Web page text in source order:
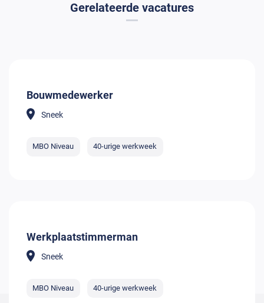
Gerelateerde vacatures
Bouwmedewerker
Sneek
MBO Niveau 40-urige werkweek
Werkplaatstimmerman
Sneek
MBO Niveau 40-urige werkweek